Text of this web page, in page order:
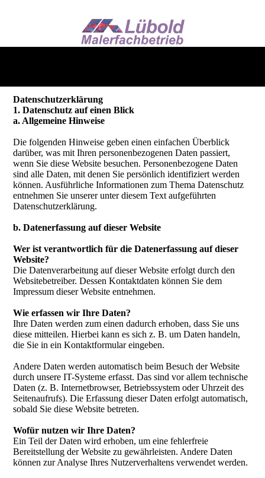
Datenschutzerklärung
1. Datenschutz auf einen Blick
a. Allgemeine Hinweise
Die folgenden Hinweise geben einen einfachen Überblick
darüber, was mit Ihren personenbezogenen Daten passiert,
wenn Sie diese Website besuchen. Personenbezogene Daten
sind alle Daten, mit denen Sie persönlich identifiziert werden
können. Ausführliche Informationen zum Thema Datenschutz
entnehmen Sie unserer unter diesem Text aufgeführten
Datenschutzerklärung.
b. Datenerfassung auf dieser Website
Wer ist verantwortlich für die Datenerfassung auf dieser
Website?
Die Datenverarbeitung auf dieser Website erfolgt durch den
Websitebetreiber. Dessen Kontaktdaten können Sie dem
Impressum dieser Website entnehmen.
Wie erfassen wir Ihre Daten?
Ihre Daten werden zum einen dadurch erhoben, dass Sie uns
diese mitteilen. Hierbei kann es sich z. B. um Daten handeln,
die Sie in ein Kontaktformular eingeben.
Andere Daten werden automatisch beim Besuch der Website
durch unsere IT-Systeme erfasst. Das sind vor allem technische
Daten (z. B. Internetbrowser, Betriebssystem oder Uhrzeit des
Seitenaufrufs). Die Erfassung dieser Daten erfolgt automatisch,
sobald Sie diese Website betreten.
Wofür nutzen wir Ihre Daten?
Ein Teil der Daten wird erhoben, um eine fehlerfreie
Bereitstellung der Website zu gewährleisten. Andere Daten
können zur Analyse Ihres Nutzerverhaltens verwendet werden.